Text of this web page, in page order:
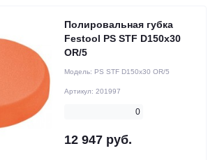
Полировальная губка
Festool PS STF D150x30
OR/5
Модель: PS STF D150x30 OR/5
Артикул: 201997
0
12 947 руб.